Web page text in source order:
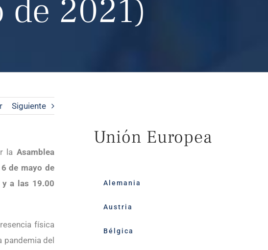
2021)
Siguiente
la Asamblea
de mayo de
y a las 19.00
física
del
Unión Europea
Alemania
Austria
Bélgica